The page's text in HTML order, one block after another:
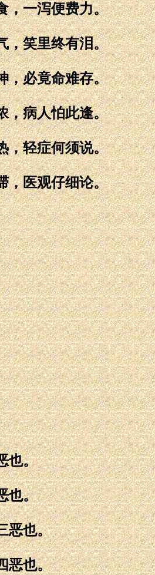
一泻便费力。
笑里终有泪。
必竟命难存。
病人怕此逢。
轻症何须说。
医观仔细论。
也。
也。
恶也。
恶也。